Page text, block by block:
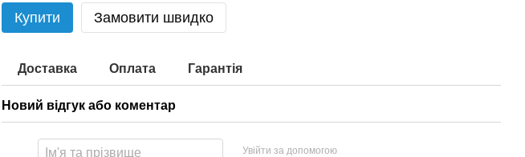
Купити Замовити швидко
Доставка Оплата Гарантія
Новий відгук або коментар
Увійти за допомогою